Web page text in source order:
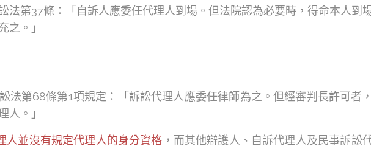
法第37條：「自訴人應委任代理人到場。但法院認為必要時，得命本人到
之。」
法第68條第1項規定：「訴訟代理人應委任律師為之。但經審判長許可者
人。」
人並沒有規定代理人的身分資格 ，而其他辯護人、自訴代理人及民事訴訟